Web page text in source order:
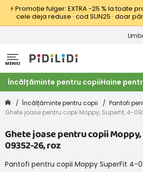
⚡ Promoție fulger: EXTRA −25 % la toate
cele deja reduse · cod SUN25 · doar
MENIU
Încălțăminte pentru copiiHaine
Încălțăminte pentru copii
Pantofi
Ghete joase pentru copii Moppy, Superfit, 4-
Ghete joase pentru copii
09352-26, roz
Pantofi pentru copii Moppy SuperFit 4-